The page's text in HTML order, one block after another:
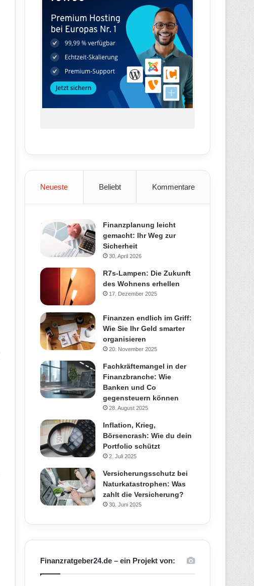
Neueste Beliebt Kommentare
Finanzplanung leicht
gemacht: Ihr Weg zur
Sicherheit
30. April 2026
R7s-Lampen: Die Zukunft
des Wohnens erhellen
17. Dezember 2025
Finanzen endlich im Griff:
Wie Sie Ihr Geld smarter
organisieren
20. November 2025
Fachkräftemangel in der
Finanzbranche: Wie
Banken und Co
gegensteuern können
28. August 2025
Inflation, Krieg,
Börsencrash: Wie du dein
Portfolio schützt
2. Juli 2025
Versicherungsschutz bei
Naturkatastrophen: Was
zahlt die Versicherung?
30. Juni 2025
Finanzratgeber24.de – ein Projekt von: